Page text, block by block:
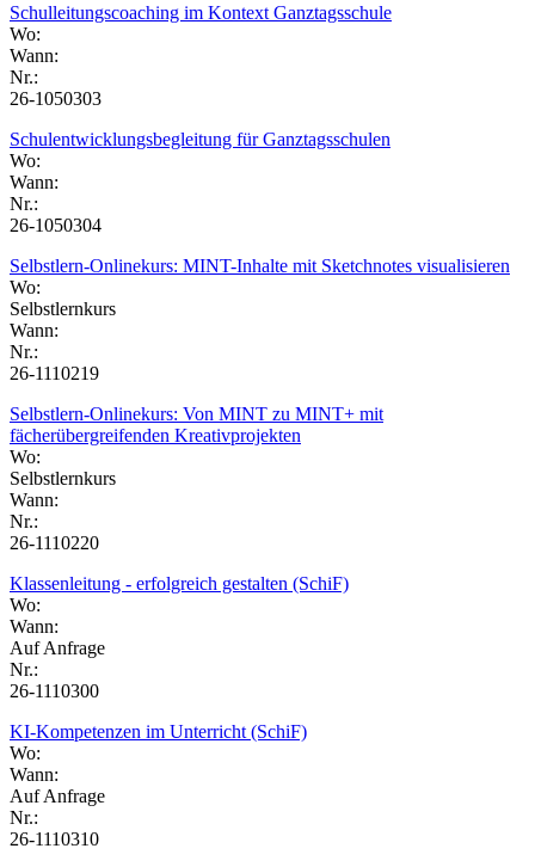
Schulleitungscoaching im Kontext Ganztagsschule
Wo:
Wann:
Nr.:
26-1050303
Schulentwicklungsbegleitung für Ganztagsschulen
Wo:
Wann:
Nr.:
26-1050304
Selbstlern-Onlinekurs: MINT-Inhalte mit Sketchnotes visualisieren
Wo:
Selbstlernkurs
Wann:
Nr.:
26-1110219
Selbstlern-Onlinekurs: Von MINT zu MINT+ mit
fächerübergreifenden Kreativprojekten
Wo:
Selbstlernkurs
Wann:
Nr.:
26-1110220
Klassenleitung - erfolgreich gestalten (SchiF)
Wo:
Wann:
Auf Anfrage
Nr.:
26-1110300
KI-Kompetenzen im Unterricht (SchiF)
Wo:
Wann:
Auf Anfrage
Nr.:
26-1110310